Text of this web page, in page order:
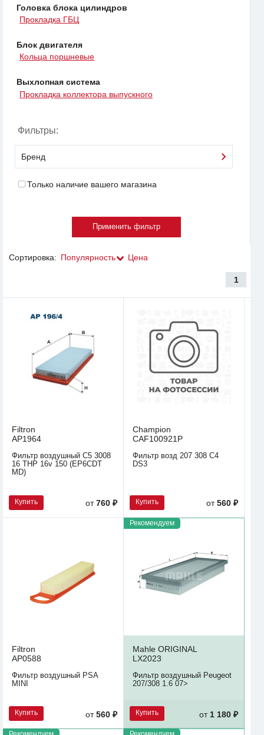
Головка блока цилиндров
Прокладка ГБЦ
Блок двигателя
Кольца поршневые
Выхлопная система
Прокладка коллектора выпускного
Фильтры:
Бренд
Только наличие вашего магазина
Сортировка: Популярность Цена
1
Filtron
AP1964
Фильтр воздушный C5 3008
16 THP 16v 150 (EP6CDT
MD)
Купить от760 ₽
Champion
CAF100921P
Фильтр возд 207 308 C4
DS3
Купить от560 ₽
Filtron
AP0588
Фильтр воздушный PSA
MINI
Купить от560 ₽
Рекомендуем
Mahle ORIGINAL
LX2023
Фильтр воздушный Peugeot
207/308 1.6 07>
Купить от 1 180 ₽